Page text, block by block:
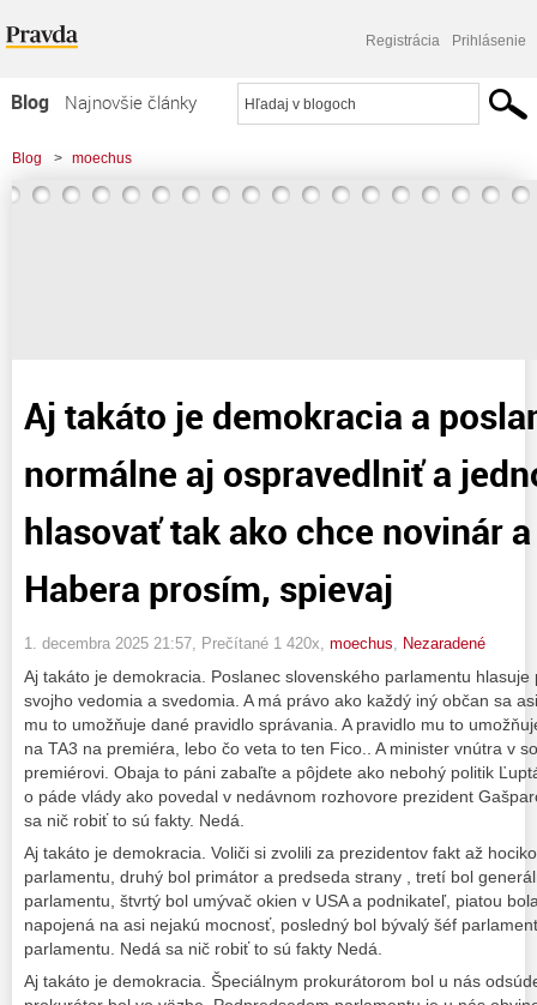
Registrácia Prihlásenie
Blog
Najnovšie články
Najčítanejšie články
Najkomentovanejšie články
Blog > moechus
> Aj takáto je demokracia a poslanci sa môžu normálne aj ospravedlniť a
Aj takáto je demokracia a
normálne aj ospravedlniť a
hlasovať tak ako chce novinár
Habera prosím, spievaj
1. decembra 2025 21:57 , Prečítané 1 420x, moechus Nezaradené
Aj takáto je demokracia. Poslanec slovenského parlamentu
svojho vedomia a svedomia. A má právo ako každý iný občan sa
mu to umožňuje dané pravidlo správania. A pravidlo mu to
na TA3 na premiéra, lebo čo veta to ten Fico.. A minister vnútra v
premiérovi. Obaja to páni zabaľte a pôjdete ako nebohý politik
o páde vlády ako povedal v nedávnom rozhovore prezident
sa nič robiť to sú fakty. Nedá.
Aj takáto je demokracia. Voliči si zvolili za prezidentov fakt až
parlamentu, druhý bol primátor a predseda strany , tretí bol
parlamentu, štvrtý bol umývač okien v USA a podnikateľ, piatou
napojená na asi nejakú mocnosť, posledný bol bývalý šéf
parlamentu. Nedá sa nič robiť to sú fakty Nedá.
Aj takáto je demokracia. Špeciálnym prokurátorom bol u nás